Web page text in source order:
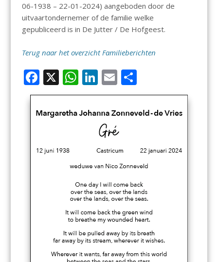
06-1938 – 22-01-2024) aangeboden door de
uitvaartondernemer of de familie welke
gepubliceerd is in De Jutter / De Hofgeest.
Terug naar het overzicht Familieberichten
F
ac
e
o
X W
h
at
p
Li
n
k
e
dI
n
E
m
ai
D
el
e